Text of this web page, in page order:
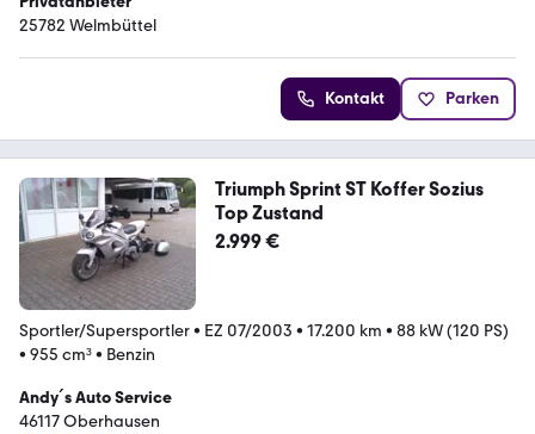
25782 Welmbüttel
Kontakt Parken
Triumph Sprint ST Koffer Sozius
Top Zustand
2.999 €
Sportler/Supersportler• EZ 07/2003 • 17.200 km • 88 kW (120 PS)
• 955 cm³• Benzin
Andy´s Auto Service
46117 Oberhausen